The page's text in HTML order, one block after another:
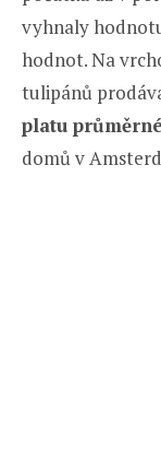
vyhnaly
hodnot. Na
tulipánů
platu
domů v